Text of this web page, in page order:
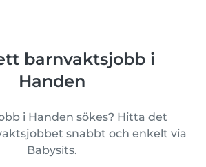
barnvaktsjobb i
Handen
i Handen sökes? Hitta det
snabbt och enkelt via
Babysits.